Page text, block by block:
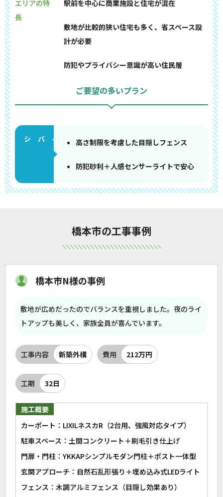
エリアの特
長
駅前を中心に商業施設と住宅が混在
敷地が比較的狭い住宅も多く、省スペース設
計が必要
防犯やプライバシー意識が高い住民層
ご要望の多いプラン
高さ制限を考慮した目隠しフェンス
防犯砂利＋人感センサーライトで安心
橋本市の工事事例
橋本市N様の事例
敷地が広めだったのでバランスを重視しました。夜のライ
トアップも美しく、家族全員が喜んでいます。
工事内容 新築外構 費用 212万円
工期 32日
施工概要
カーポート：LIXILネスカR（2台用、強風対応タイプ）
駐車スペース：土間コンクリート＋刷毛引き仕上げ
門扉・門柱：YKKAPシンプルモダン門柱＋ポスト一体型
玄関アプローチ：自然石乱形張り＋埋め込み式LEDライト
フェンス：木調アルミフェンス（目隠し効果あり）